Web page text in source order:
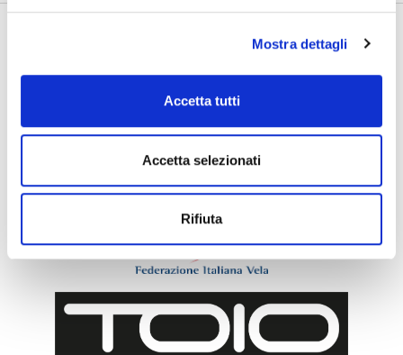
Mostra dettagli
Accetta tutti
Accetta selezionati
Rifiuta